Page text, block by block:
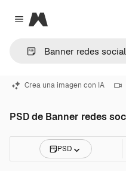
Close menu
Magnific
Crea una imagen con IA
PSD